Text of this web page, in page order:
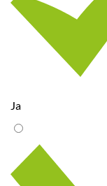
Ja